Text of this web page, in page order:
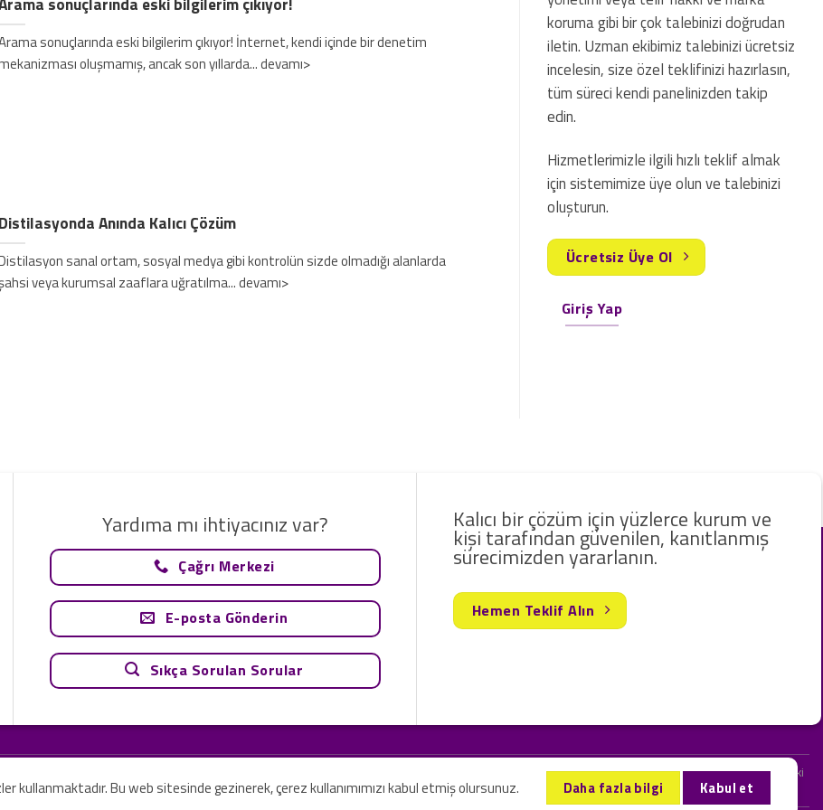
sonuçlarında eski bilgilerim çıkıyor! İnternet, kendi içinde bir denetim
oluşmamış, ancak son yıllarda... devamı>
Distilasyonda Anında Kalıcı Çözüm
sanal ortam, sosyal medya gibi kontrolün sizde olmadığı alanlarda
veya kurumsal zaaflara uğratılma... devamı>
koruma gibi bir çok talebinizi doğrudan
iletin. Uzman ekibimiz talebinizi ücretsiz
incelesin, size özel teklifinizi hazırlasın,
tüm süreci kendi panelinizden takip
edin.
Hizmetlerimizle ilgili hızlı teklif almak
için sistemimize üye olun ve talebinizi
oluşturun.
Ücretsiz Üye Ol
Giriş Yap
Yardıma mı ihtiyacınız var?
Çağrı Merkezi
E-posta Gönderin
Sıkça Sorulan Sorular
Kalıcı bir çözüm için yüzlerce kurum ve
kişi tarafından güvenilen, kanıtlanmış
sürecimizden yararlanın.
Hemen Teklif Alın
olarak değerlendirilemez. Sadece teknoloji ve danışmanlık şirketi olarak hizmet vermekteyiz. Web sitemizde ve sizinle kurduğumuz iletişimlerdeki
amaçlanmamıştır.
kullanmaktadır. Bu web sitesinde gezinerek, çerez kullanımımızı kabul etmiş olursunuz. Daha fazla bilgi Kabul et